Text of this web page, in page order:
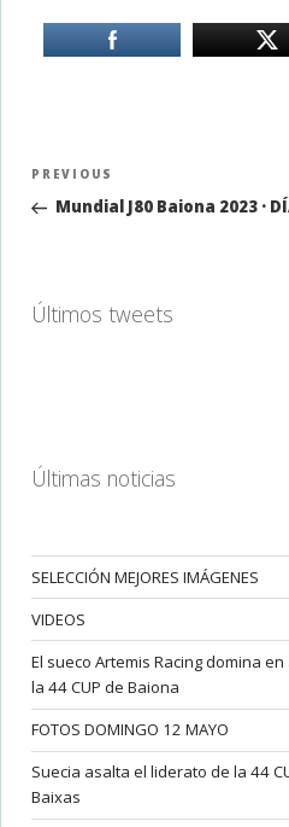
Navegación
entradas
Previous
Post
PREVIOUS
Mundial J80 Baiona 2023 ·
Últimos tweets
Últimas noticias
SELECCIÓN MEJORES IMÁGENES
VIDEOS
El sueco Artemis Racing domina
la 44 CUP de Baiona
FOTOS DOMINGO 12 MAYO
Suecia asalta el liderato de la 44
Baixas